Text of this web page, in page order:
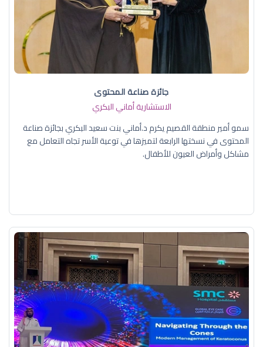
جائزة صناعة المحتوى
الاستشارية أماني البكري
سمو أمير منطقة القصيم يكرم د.أماني بنت سعيد البكري بجائزة صناعة
المحتوى في نسختها الرابعة لتميزها في توعية الأسر تجاه التعامل مع
مشاكل وأمراض العيون للأطفال.